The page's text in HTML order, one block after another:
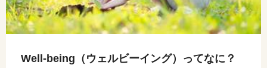
Well-being（ウェルビーイング）ってなに？